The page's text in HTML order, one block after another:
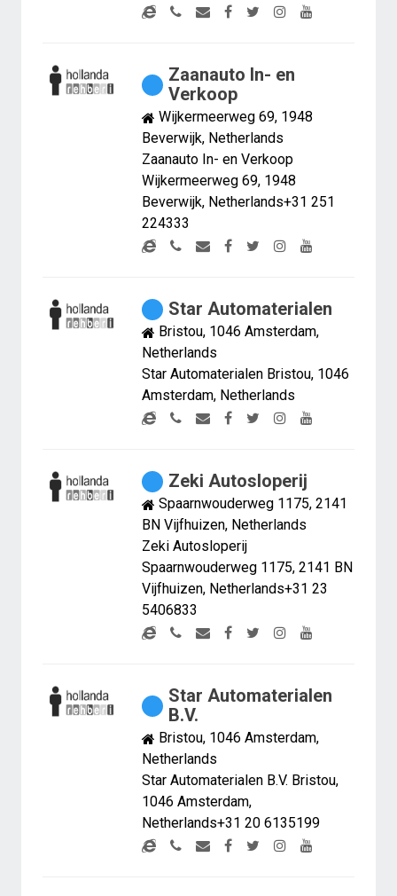
Zaanauto In- en
Verkoop
Wijkermeerweg 69, 1948
Beverwijk, Netherlands
Zaanauto In- en Verkoop
Wijkermeerweg 69, 1948
Beverwijk, Netherlands+31 251
224333
Star Automaterialen
Bristou, 1046 Amsterdam,
Netherlands
Star Automaterialen Bristou, 1046
Amsterdam, Netherlands
Zeki Autosloperij
Spaarnwouderweg 1175, 2141
BN Vijfhuizen, Netherlands
Zeki Autosloperij
Spaarnwouderweg 1175, 2141 BN
Vijfhuizen, Netherlands+31 23
5406833
Star Automaterialen
B.V.
Bristou, 1046 Amsterdam,
Netherlands
Star Automaterialen B.V. Bristou,
1046 Amsterdam,
Netherlands+31 20 6135199